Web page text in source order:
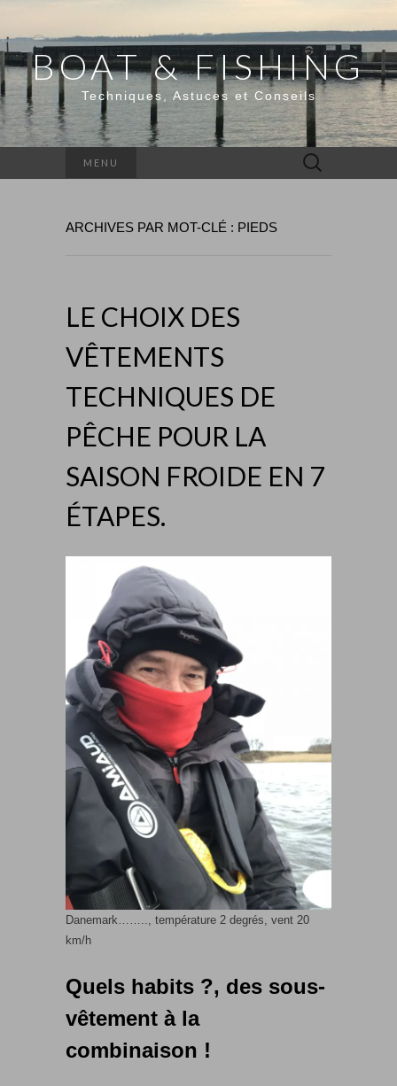
BOAT & FISHING
Techniques, Astuces et Conseils
MENU Rechercher :
ARCHIVES PAR MOT-CLÉ : PIEDS
LE CHOIX DES
VÊTEMENTS
TECHNIQUES DE
PÊCHE POUR LA
SAISON FROIDE EN 7
ÉTAPES.
Danemark…….., température 2 degrés, vent 20
km/h
Quels habits ?, des sous-
vêtement à la
combinaison !